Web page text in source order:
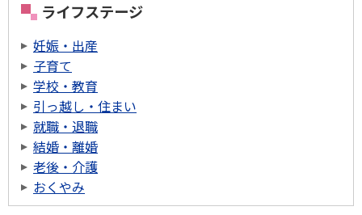
ライフステージ
妊娠・出産
子育て
学校・教育
引っ越し・住まい
就職・退職
結婚・離婚
老後・介護
おくやみ